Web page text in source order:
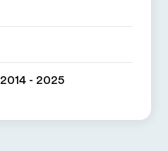
2014 - 2025